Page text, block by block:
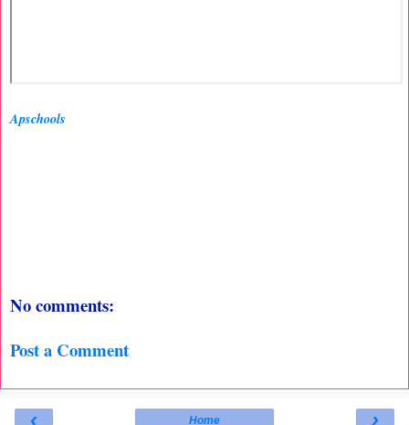
Apschools
No comments:
Post a Comment
‹ ›
Home